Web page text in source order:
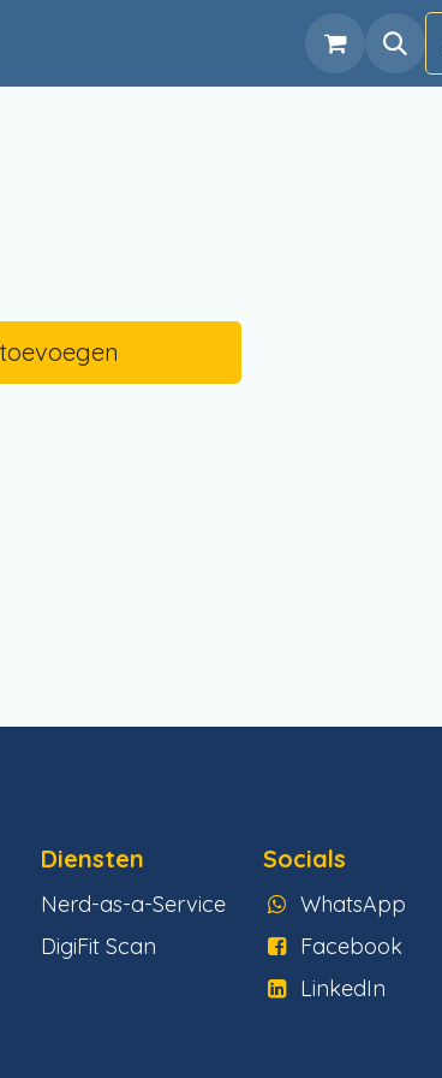
Contact
Diensten
Nerd-as-a-Service
DigiFit Scan
Socials
WhatsApp
Facebook
LinkedIn